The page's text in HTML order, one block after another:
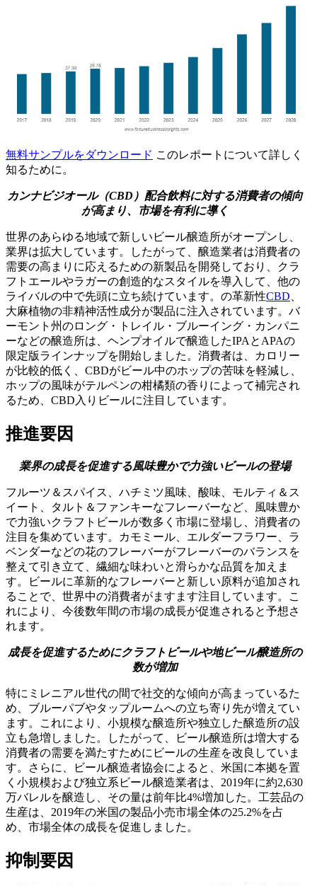
無料サンプルをダウンロード このレポートについて詳しく
知るために。
カンナビジオール（CBD）配合飲料に対する消費者の傾向
が高まり、市場を有利に導く
世界のあらゆる地域で新しいビール醸造所がオープンし、
業界は拡大しています。したがって、醸造業者は消費者の
需要の高まりに応えるための新製品を開発しており、クラ
フトエールやラガーの創造的なスタイルを導入して、他の
ライバルの中で先頭に立ち続けています。の革新性CBD、
大麻植物の非精神活性成分が製品に注入されています。バ
ーモント州のロング・トレイル・ブルーイング・カンパニ
ーなどの醸造所は、ヘンプオイルで醸造したIPAとAPAの
限定版ラインナップを開始しました。消費者は、カロリー
が比較的低く、CBDがビール中のホップの苦味を軽減し、
ホップの風味がテルペンの柑橘類の香りによって補完され
るため、CBD入りビールに注目しています。
推進要因
業界の成長を促進する風味豊かで力強いビールの登場
フルーツ＆スパイス、ハチミツ風味、酸味、モルティ＆ス
イート、タルト＆ファンキーなフレーバーなど、風味豊か
で力強いクラフトビールが数多く市場に登場し、消費者の
注目を集めています。カモミール、エルダーフラワー、ラ
ベンダーなどの花のフレーバーがフレーバーのバランスを
整えて引き立て、繊細な味わいと滑らかな品質を加えま
す。ビールに革新的なフレーバーと新しい原料が追加され
ることで、世界中の消費者がますます注目しています。こ
れにより、今後数年間の市場の成長が促進されると予想さ
れます。
成長を促進するためにクラフトビールや地ビール醸造所の
数が増加
特にミレニアル世代の間で社交的な傾向が高まっているた
め、ブルーパブやタップルームへの立ち寄り先が増えてい
ます。これにより、小規模な醸造所や独立した醸造所の設
立も急増しました。したがって、ビール醸造所は増大する
消費者の需要を満たすためにビールの生産を改良していま
す。さらに、ビール醸造者協会によると、米国に本拠を置
く小規模および独立系ビール醸造業者は、2019年に約2,630
万バレルを醸造し、その量は前年比4%増加した。工芸品の
生産は、2019年の米国の製品小売市場全体の25.2%を占
め、市場全体の成長を促進しました。
抑制要因